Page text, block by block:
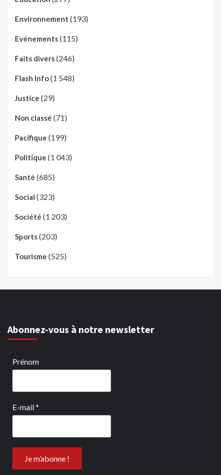
Environnement (193)
Evénements(115)
Faits divers(246)
Flash Info(1 548)
Justice (29)
Non classé (71)
Pacifique (199)
Politique (1 043)
Santé (685)
Social (323)
Société (1 203)
Sports(203)
Tourisme (525)
Abonnez-vous à notre newsletter
Prénom
E-mail*